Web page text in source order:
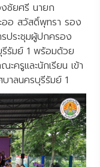
ชัยศรี นายก
ออ สวัสดิ์พุทรา รอง
ประชุมผู้ปกครอง
รัมย์ 1 พร้อมด้วย
ครูและนักเรียน เข้า
าลนครบุรีรัมย์ 1